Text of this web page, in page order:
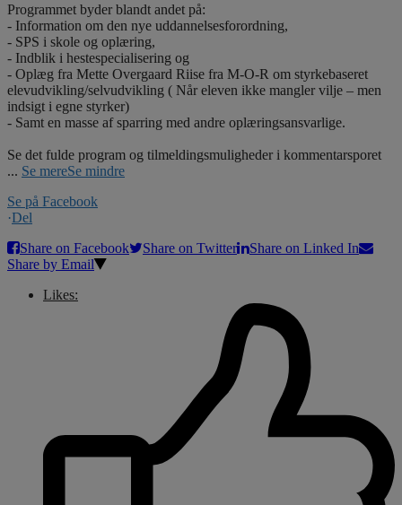
Programmet byder blandt andet på:
- Information om den nye uddannelsesforordning,
- SPS i skole og oplæring,
- Indblik i hestespecialisering og
- Oplæg fra Mette Overgaard Riise fra M-O-R om styrkebaseret
elevudvikling/selvudvikling ( Når eleven ikke mangler vilje – men
indsigt i egne styrker)
- Samt en masse af sparring med andre oplæringsansvarlige.
Se det fulde program og tilmeldingsmuligheder i kommentarsporet
... Se mereSe mindre
Se på Facebook
·Del
Share on Facebook
Share on Twitter
Share on Linked In
Share by Email
Likes: